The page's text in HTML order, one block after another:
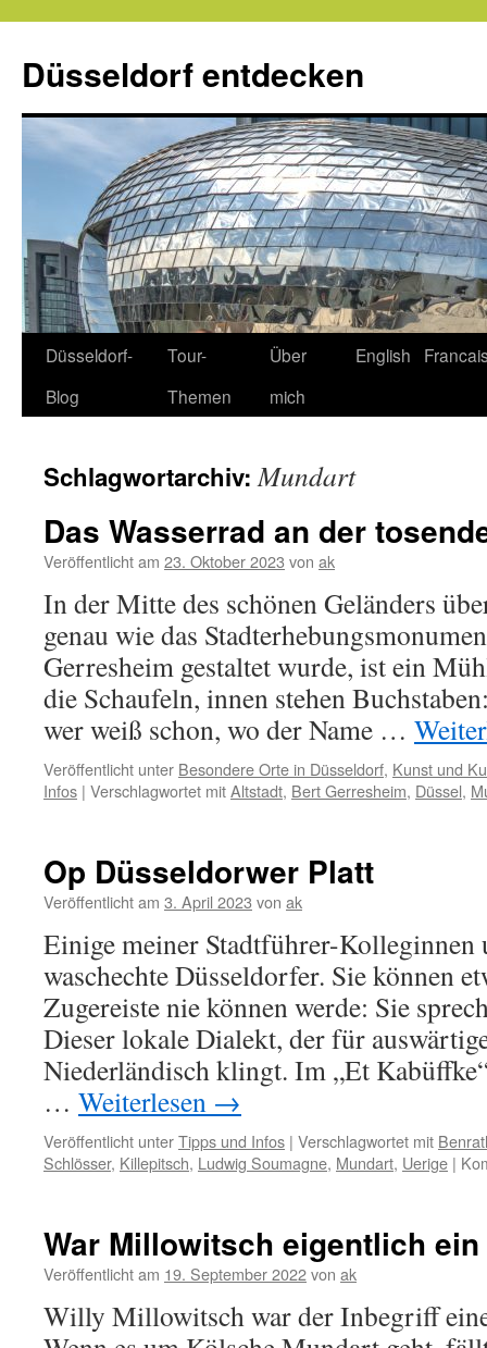
springen
Düsseldorf entdecken
Düsseldorf-
Blog
Tour-
Themen
Über
mich
English
Schlagwortarchiv:Mundart
Das Wasserrad an der
Veröffentlicht am 23. Oktober 2023 von ak
In der Mitte des schönen Geländers
genau wie das
Gerresheim gestaltet wurde, ist ein
die Schaufeln, innen stehen
wer weiß schon, wo der Name …
Veröffentlicht unter Besondere Orte in Düsseldorf, Kunst und
Infos | Verschlagwortet mitAltstadt, Bert Gerresheim, Düssel,
Op Düsseldorwer Platt
Veröffentlicht am 3. April 2023 von ak
Einige meiner Stadtführer-Kolleginnen
waschechte Düsseldorfer. Sie können
Zugereiste nie können werde: Sie
Dieser lokale Dialekt, der für
Niederländisch klingt. Im „Et
… Weiterlesen →
Veröffentlicht unterTipps und Infos | Verschlagwortet mit
Schlösser, Killepitsch, Ludwig Soumagne, Mundart, Uerige |
War Millowitsch eigentlich
Veröffentlicht am 19. September 2022von ak
Willy Millowitsch war der Inbegriff